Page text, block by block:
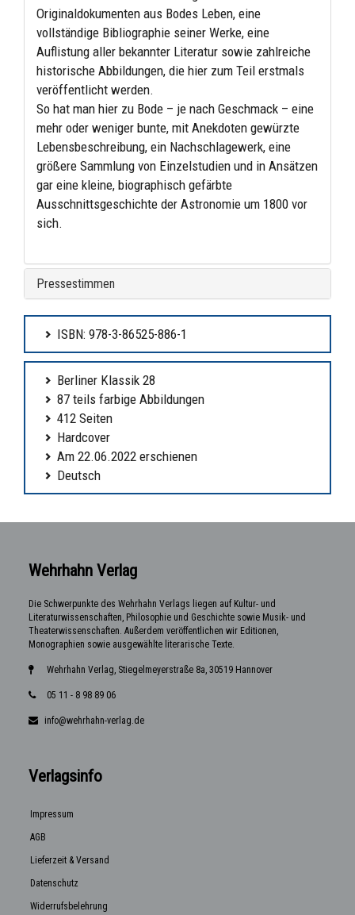
Originaldokumenten aus Bodes Leben, eine
vollständige Bibliographie seiner Werke, eine
Auflistung aller bekannter Literatur sowie zahlreiche
historische Abbildungen, die hier zum Teil erstmals
veröffentlicht werden.
So hat man hier zu Bode – je nach Geschmack – eine
mehr oder weniger bunte, mit Anekdoten gewürzte
Lebensbeschreibung, ein Nachschlagewerk, eine
größere Sammlung von Einzelstudien und in Ansätzen
gar eine kleine, biographisch gefärbte
Ausschnittsgeschichte der Astronomie um 1800 vor
sich.
Pressestimmen
ISBN: 978-3-86525-886-1
Berliner Klassik 28
87 teils farbige Abbildungen
412 Seiten
Hardcover
Am 22.06.2022 erschienen
Deutsch
Wehrhahn Verlag
Die Schwerpunkte des Wehrhahn Verlags liegen auf Kultur- und
Literaturwissenschaften, Philosophie und Geschichte sowie Musik- und
Theaterwissenschaften. Außerdem veröffentlichen wir Editionen,
Monographien sowie ausgewählte literarische Texte.
Wehrhahn Verlag, Stiegelmeyerstraße 8a, 30519 Hannover
05 11 - 8 98 89 06
info@wehrhahn-verlag.de
Verlagsinfo
Impressum
AGB
Lieferzeit & Versand
Datenschutz
Widerrufsbelehrung